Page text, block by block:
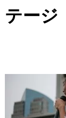
テージ